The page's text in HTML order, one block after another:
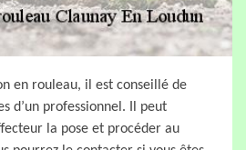
en rouleau, il est conseillé de
d’un professionnel. Il peut
la pose et procéder au